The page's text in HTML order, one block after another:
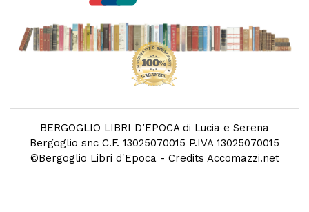
BERGOGLIO LIBRI D’EPOCA di Lucia e Serena
Bergoglio snc C.F. 13025070015 P.IVA 13025070015
©Bergoglio Libri d'Epoca - Credits Accomazzi.net